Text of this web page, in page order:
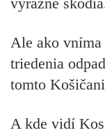
Ale ako
triedenia
tomto
A kde vidí